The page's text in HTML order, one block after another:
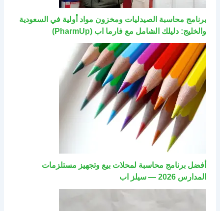
برنامج محاسبة الصيدليات ومخزون مواد أولية في السعودية
والخليج: دليلك الشامل مع فارما اب (PharmUp)
أفضل برنامج محاسبة لمحلات بيع وتجهيز مستلزمات
المدارس 2026 — سيلز اب